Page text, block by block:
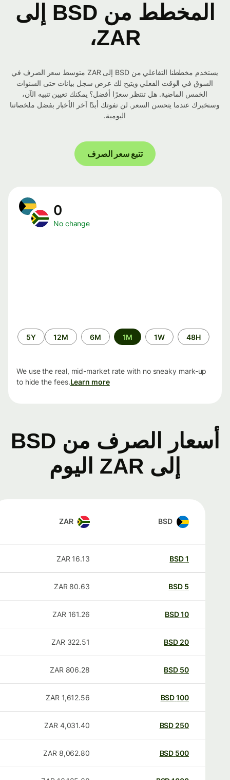
المخطط من BSD إلى
ZAR،
يستخدم مخططنا التفاعلي من BSD إلى ZAR متوسط ​​سعر الصرف في
السوق في الوقت الفعلي ويتيح لك عرض سجل بيانات حتى السنوات
الخمس الماضية. هل تنتظر سعرًا أفضل؟ يمكنك تعيين تنبيه الآن،
وسنخبرك عندما يتحسن السعر. لن تفوتك أبدًا آخر الأخبار بفضل ملخصاتنا
اليومية.
تتبع سعر الصرف
No change
الفترة
الزمنية
48H
1W
1M
6M
12M
5Y
We use the real, mid-market rate with no sneaky mark-up
to hide the fees.Learn more
أسعار الصرف من BSD
إلى ZAR اليوم
BSD
ZAR
BSD
16.13
ZAR
BSD
80.63
ZAR
BSD
161.26
ZAR
20
BSD
322.51
ZAR
50
BSD
806.28
ZAR
100
BSD
1,612.56
ZAR
250
BSD
4,031.40
ZAR
500
BSD
8,062.80
ZAR